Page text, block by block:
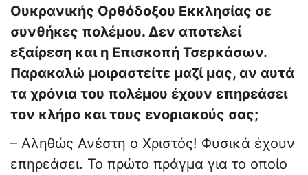
Ουκρανικής Ορθόδοξου Εκκλησίας σε
συνθήκες πολέμου. Δεν αποτελεί
εξαίρεση και η Επισκοπή Τσερκάσων.
Παρακαλώ μοιραστείτε μαζί μας, αν αυτά
τα χρόνια του πολέμου έχουν επηρεάσει
τον κλήρο και τους ενοριακούς σας;
– Αληθώς Ανέστη ο Χριστός! Φυσικά έχουν
επηρεάσει. Το πρώτο πράγμα για το οποίο